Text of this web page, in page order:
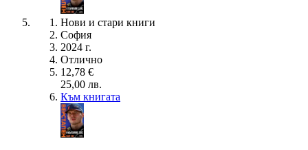
Нови и стари книги
София
2024 г.
Отлично
12,78 €
25,00 лв.
Към книгата